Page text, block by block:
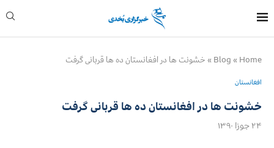
Home
»
Blog
» خشونت ها در افغانستان ده ها قربانی گرفت
افغانستان
خشونت ها در افغانستان ده ها قربانی گرفت
۲۴ جوزا ۱۳۹۰